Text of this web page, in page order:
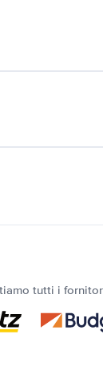
tutti i